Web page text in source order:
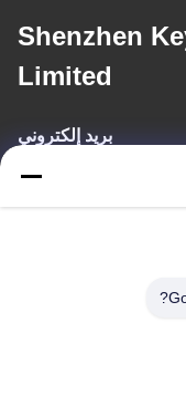
Shenzhen
Limited
بريد إلكتروني